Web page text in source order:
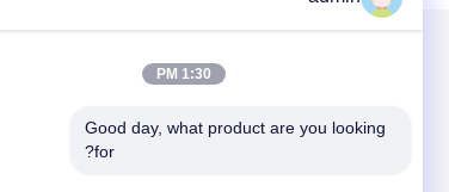
1:30 PM
Good day, what product are you looking
for?